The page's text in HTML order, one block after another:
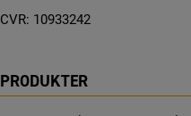
CVR: 10933242
PRODUKTER